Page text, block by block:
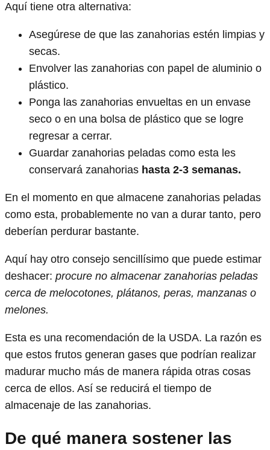
Aquí tiene otra alternativa:
Asegúrese de que las zanahorias estén limpias y
secas.
Envolver las zanahorias con papel de aluminio o
plástico.
Ponga las zanahorias envueltas en un envase
seco o en una bolsa de plástico que se logre
regresar a cerrar.
Guardar zanahorias peladas como esta les
conservará zanahorias hasta 2-3 semanas.
En el momento en que almacene zanahorias peladas
como esta, probablemente no van a durar tanto, pero
deberían perdurar bastante.
Aquí hay otro consejo sencillísimo que puede estimar
deshacer: procure no almacenar zanahorias peladas
cerca de melocotones, plátanos, peras, manzanas o
melones.
Esta es una recomendación de la USDA. La razón es
que estos frutos generan gases que podrían realizar
madurar mucho más de manera rápida otras cosas
cerca de ellos. Así se reducirá el tiempo de
almacenaje de las zanahorias.
De qué manera sostener las